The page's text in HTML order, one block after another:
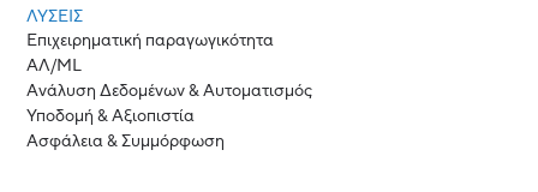
ΛΎΣΕΙΣ
Επιχειρηματική παραγωγικότητα
ΑΛ/ML
Ανάλυση Δεδομένων & Αυτοματισμός
Υποδομή & Αξιοπιστία
Ασφάλεια & Συμμόρφωση